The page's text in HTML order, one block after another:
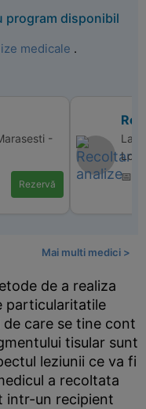
program disponibil
medicale .
-
Rezervă
📅
Mai multi medici >
de a realiza
particularitatile
care se tine cont
tisular sunt
leziunii ce va fi
a recoltata
intr-un recipient